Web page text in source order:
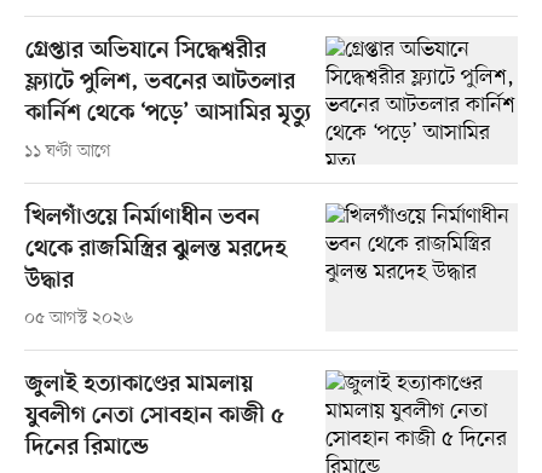
গ্রেপ্তার অভিযানে সিদ্ধেশ্বরীর
ফ্ল্যাটে পুলিশ, ভবনের আটতলার
কার্নিশ থেকে ‘পড়ে’ আসামির মৃত্যু
১১ ঘণ্টা আগে
খিলগাঁওয়ে নির্মাণাধীন ভবন
থেকে রাজমিস্ত্রির ঝুলন্ত মরদেহ
উদ্ধার
০৫ আগস্ট ২০২৬
জুলাই হত্যাকাণ্ডের মামলায়
যুবলীগ নেতা সোবহান কাজী ৫
দিনের রিমান্ডে